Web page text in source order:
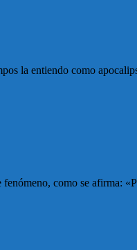
la entiendo como
como se afirma: